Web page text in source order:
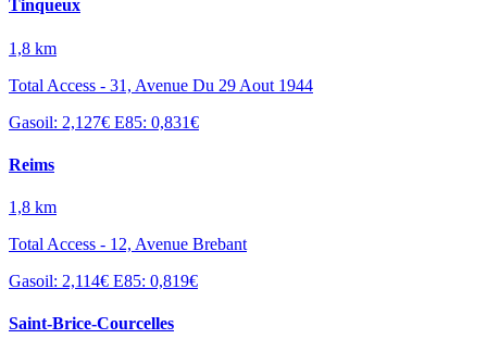
Tinqueux
1,8 km
Total Access - 31, Avenue Du 29 Aout 1944
Gasoil: 2,127€ E85: 0,831€
Reims
1,8 km
Total Access - 12, Avenue Brebant
Gasoil: 2,114€ E85: 0,819€
Saint-Brice-Courcelles